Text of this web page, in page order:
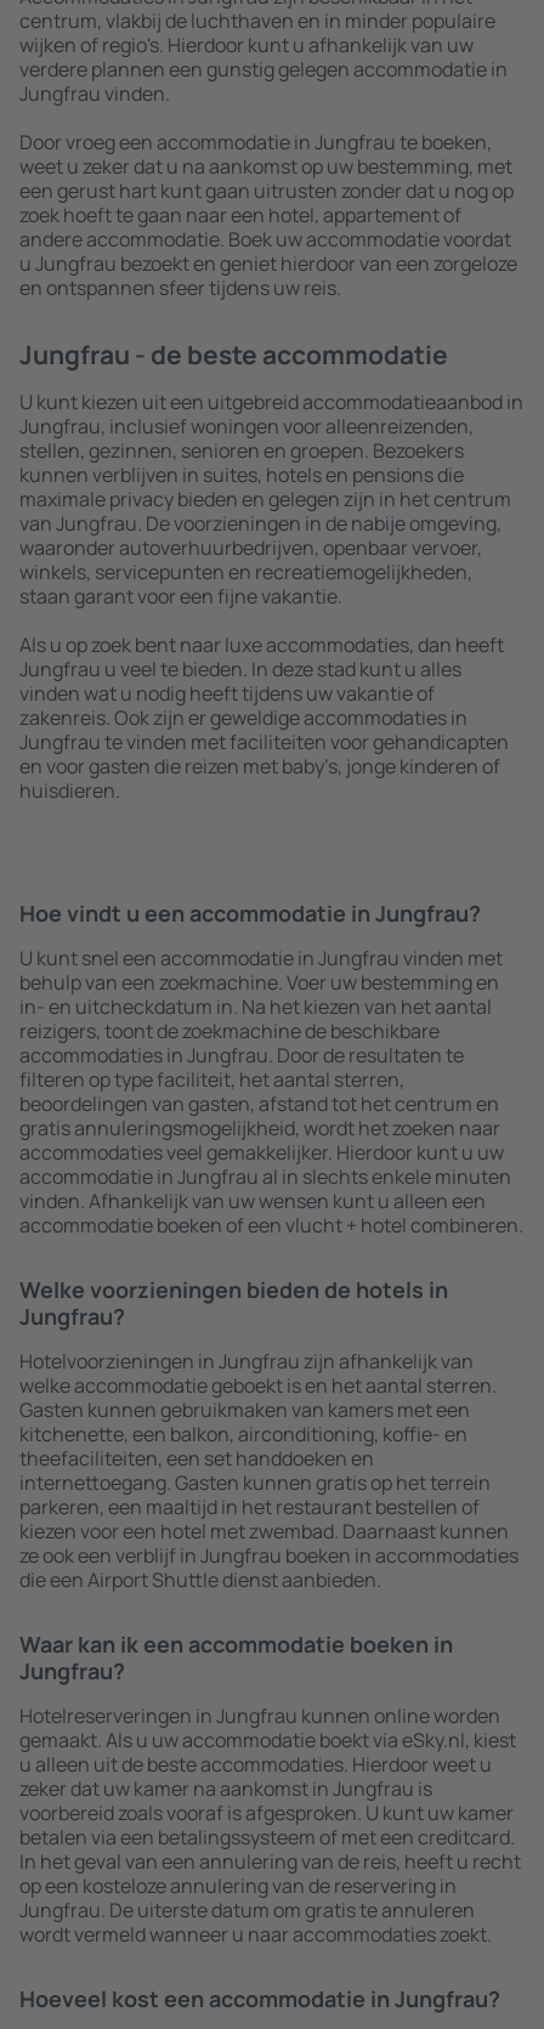
centrum, vlakbij de luchthaven en in minder populaire
wijken of regio's. Hierdoor kunt u afhankelijk van uw
verdere plannen een gunstig gelegen accommodatie in
Jungfrau vinden.
Door vroeg een accommodatie in Jungfrau te boeken,
weet u zeker dat u na aankomst op uw bestemming, met
een gerust hart kunt gaan uitrusten zonder dat u nog op
zoek hoeft te gaan naar een hotel, appartement of
andere accommodatie. Boek uw accommodatie voordat
u Jungfrau bezoekt en geniet hierdoor van een zorgeloze
en ontspannen sfeer tijdens uw reis.
Jungfrau - de beste accommodatie
U kunt kiezen uit een uitgebreid accommodatieaanbod in
Jungfrau, inclusief woningen voor alleenreizenden,
stellen, gezinnen, senioren en groepen. Bezoekers
kunnen verblijven in suites, hotels en pensions die
maximale privacy bieden en gelegen zijn in het centrum
van Jungfrau. De voorzieningen in de nabije omgeving,
waaronder autoverhuurbedrijven, openbaar vervoer,
winkels, servicepunten en recreatiemogelijkheden,
staan garant voor een fijne vakantie.
Als u op zoek bent naar luxe accommodaties, dan heeft
Jungfrau u veel te bieden. In deze stad kunt u alles
vinden wat u nodig heeft tijdens uw vakantie of
zakenreis. Ook zijn er geweldige accommodaties in
Jungfrau te vinden met faciliteiten voor gehandicapten
en voor gasten die reizen met baby’s, jonge kinderen of
huisdieren.
Hoe vindt u een accommodatie in Jungfrau?
U kunt snel een accommodatie in Jungfrau vinden met
behulp van een zoekmachine. Voer uw bestemming en
in- en uitcheckdatum in. Na het kiezen van het aantal
reizigers, toont de zoekmachine de beschikbare
accommodaties in Jungfrau. Door de resultaten te
filteren op type faciliteit, het aantal sterren,
beoordelingen van gasten, afstand tot het centrum en
gratis annuleringsmogelijkheid, wordt het zoeken naar
accommodaties veel gemakkelijker. Hierdoor kunt u uw
accommodatie in Jungfrau al in slechts enkele minuten
vinden. Afhankelijk van uw wensen kunt u alleen een
accommodatie boeken of een vlucht + hotel combineren.
Welke voorzieningen bieden de hotels in
Jungfrau?
Hotelvoorzieningen in Jungfrau zijn afhankelijk van
welke accommodatie geboekt is en het aantal sterren.
Gasten kunnen gebruikmaken van kamers met een
kitchenette, een balkon, airconditioning, koffie- en
theefaciliteiten, een set handdoeken en
internettoegang. Gasten kunnen gratis op het terrein
parkeren, een maaltijd in het restaurant bestellen of
kiezen voor een hotel met zwembad. Daarnaast kunnen
ze ook een verblijf in Jungfrau boeken in accommodaties
die een Airport Shuttle dienst aanbieden.
Waar kan ik een accommodatie boeken in
Jungfrau?
Hotelreserveringen in Jungfrau kunnen online worden
gemaakt. Als u uw accommodatie boekt via eSky.nl, kiest
u alleen uit de beste accommodaties. Hierdoor weet u
zeker dat uw kamer na aankomst in Jungfrau is
voorbereid zoals vooraf is afgesproken. U kunt uw kamer
betalen via een betalingssysteem of met een creditcard.
In het geval van een annulering van de reis, heeft u recht
op een kosteloze annulering van de reservering in
Jungfrau. De uiterste datum om gratis te annuleren
wordt vermeld wanneer u naar accommodaties zoekt.
Hoeveel kost een accommodatie in Jungfrau?